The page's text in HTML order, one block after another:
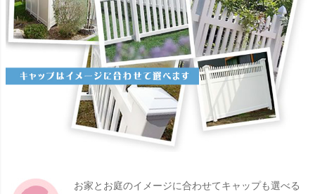
お家とお庭のイメージに合わせてキャップも選べる